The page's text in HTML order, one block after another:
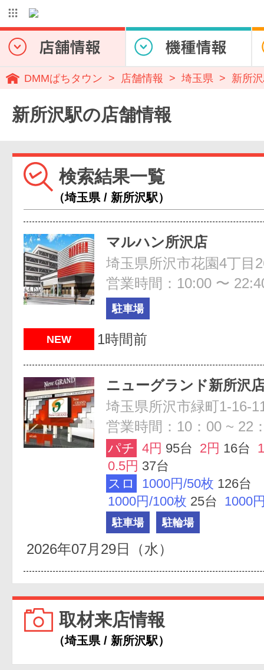
DMMぱちタウン 店舗情報 埼玉県 新所
新所沢駅の店舗情報
検索結果一覧
（埼玉県 / 新所沢駅）
マルハン所沢店
埼玉県所沢市花園4丁目
営業時間：10:00 〜
駐車場
NEW 1時間前
ニューグランド新所沢
埼玉県所沢市緑町1-16-
営業時間：10：00 ~ 22
パチ 4円 95台 2円 16台
0.5円 37台
スロ
1000円/50枚 126台
1000円/100枚 25台 1000
駐車場 駐輪場
2026年07月29日（水）
取材来店情報
（埼玉県 / 新所沢駅）